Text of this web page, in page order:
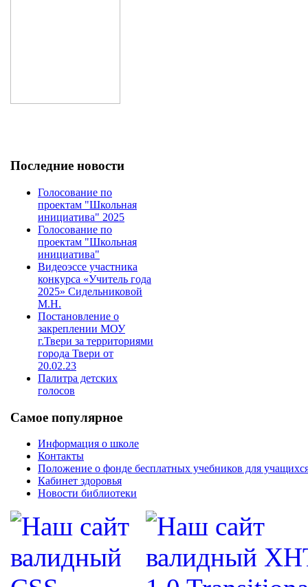
Последние новости
Голосование по
проектам "Школьная
инициатива" 2025
Голосование по
проектам "Школьная
инициатива"
Видеоэссе участника
конкурса «Учитель года
2025» Сидельниковой
М.Н.
Постановление о
закреплении МОУ
г.Твери за территориями
города Твери от
20.02.23
Палитра детских
голосов
Самое популярное
Информация о школе
Контакты
Положение о фонде бесплатных учебников для
Кабинет здоровья
Новости библиотеки